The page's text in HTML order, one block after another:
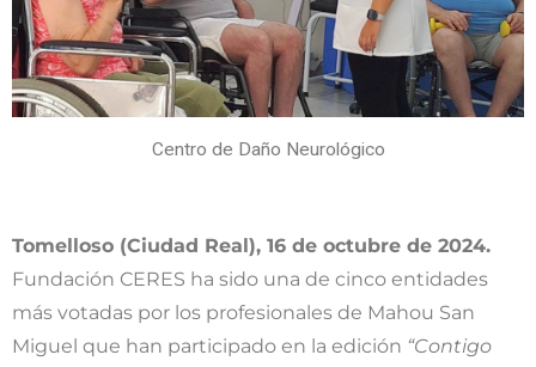
Centro de Daño Neurológico
Tomelloso (Ciudad Real), 16 de octubre de 2024.
Fundación CERES ha sido una de cinco entidades
más votadas por los profesionales de Mahou San
Miguel que han participado en la edición “Contigo